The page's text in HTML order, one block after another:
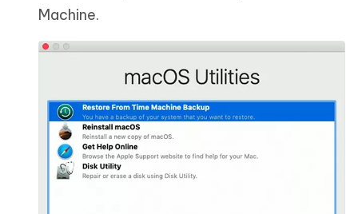
Machine.